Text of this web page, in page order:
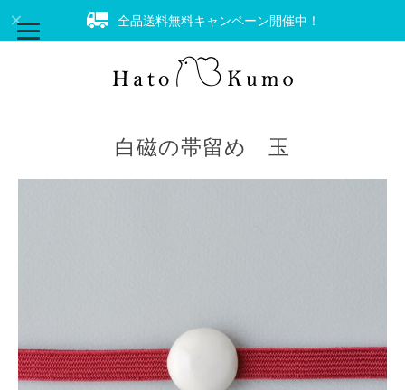
全品送料無料キャンペーン開催中！
白磁の帯留め 玉